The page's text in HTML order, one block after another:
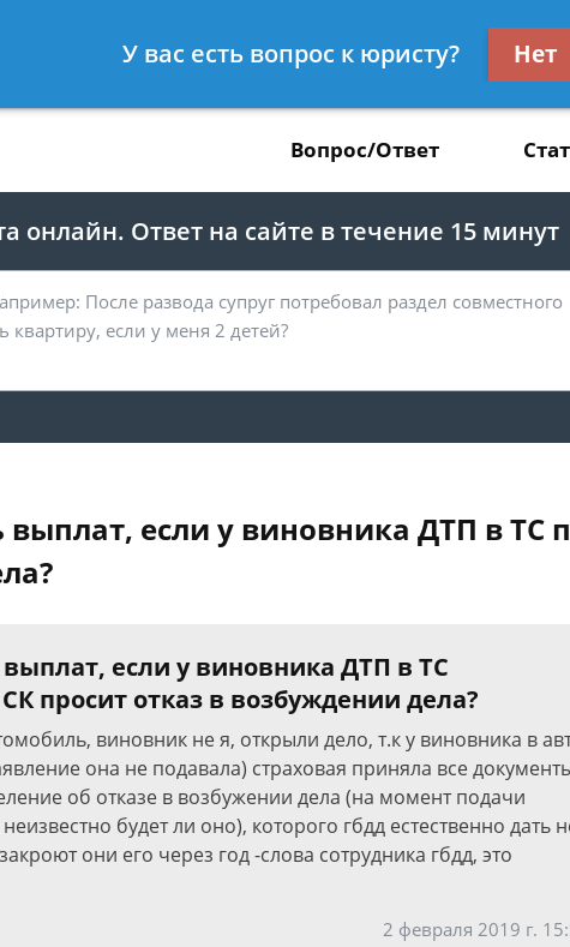
8 812 467-39-37
Вопрос/Ответ
онлайн. Ответ на сайте в течение 15 минут
выплат, если у виновника ДТП в ТС
если у виновника ДТП в ТС
просит отказ в возбуждении дела?
виновник не я, открыли дело, т.к у виновника в
она не подавала) страховая приняла все
об отказе в возбужении дела (на момент подачи
будет ли оно), которого гбдд естественно дать
они его через год -слова сотрудника гбдд, это
2 февраля 2019 г.
У вас есть вопрос к юристу? Нет